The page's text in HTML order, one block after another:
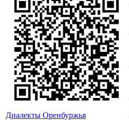
Диалекты Оренбуржья